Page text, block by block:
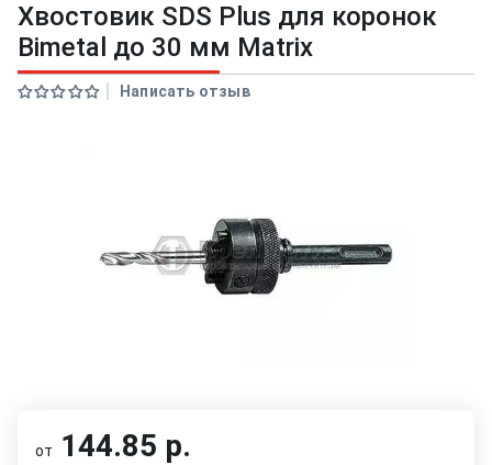
Хвостовик SDS Plus для коронок
Bimetal до 30 мм Matrix
Написать отзыв
от 144.85 р.